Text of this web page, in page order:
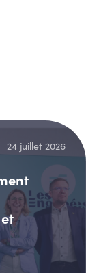
24 juillet 2026